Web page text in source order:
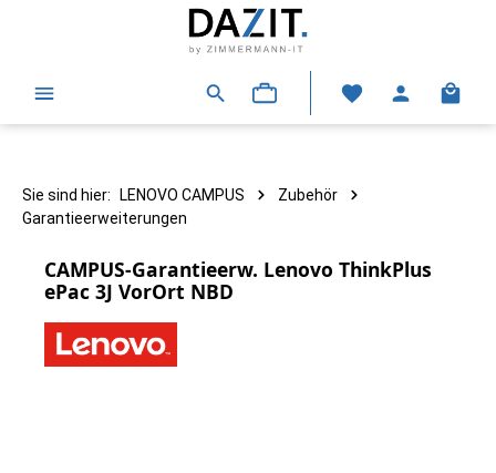
Sie sind hier: LENOVO CAMPUS
Zubehör
Garantieerweiterungen
CAMPUS-Garantieerw. Lenovo ThinkPlus
ePac 3J VorOrt NBD